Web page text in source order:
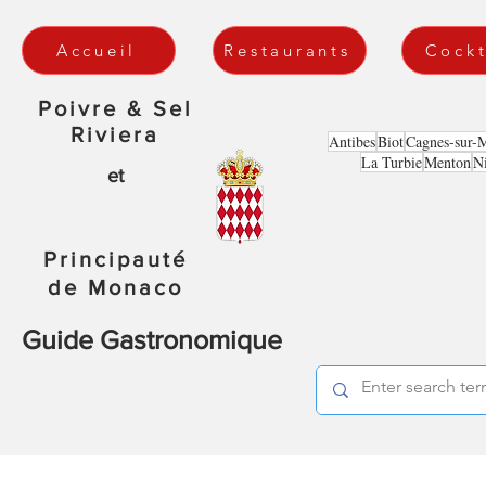
Accueil Restaurants
Poivre & Sel
Riviera
et
Principauté
de Monaco
Guide Gastronomique
AntibesBiotCagnes-sur-
La TurbieMenton